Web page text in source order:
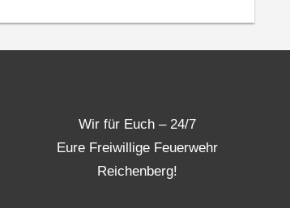
Wir für Euch – 24/7
Eure Freiwillige Feuerwehr
Reichenberg!